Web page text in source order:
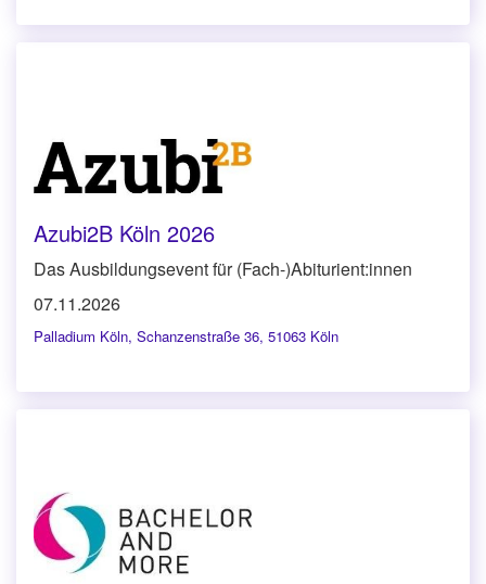
Azubi2B Köln 2026
Das Ausbildungsevent für (Fach-)Abiturient:innen
07.11.2026
Palladium Köln, Schanzenstraße 36, 51063 Köln